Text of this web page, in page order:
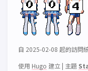
自 2025-02-08 起的訪問
使用 Hugo 建立 | 主題